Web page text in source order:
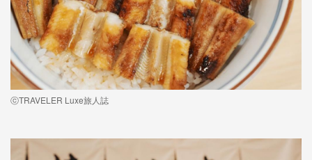
ⓒTRAVELER Luxe旅人誌